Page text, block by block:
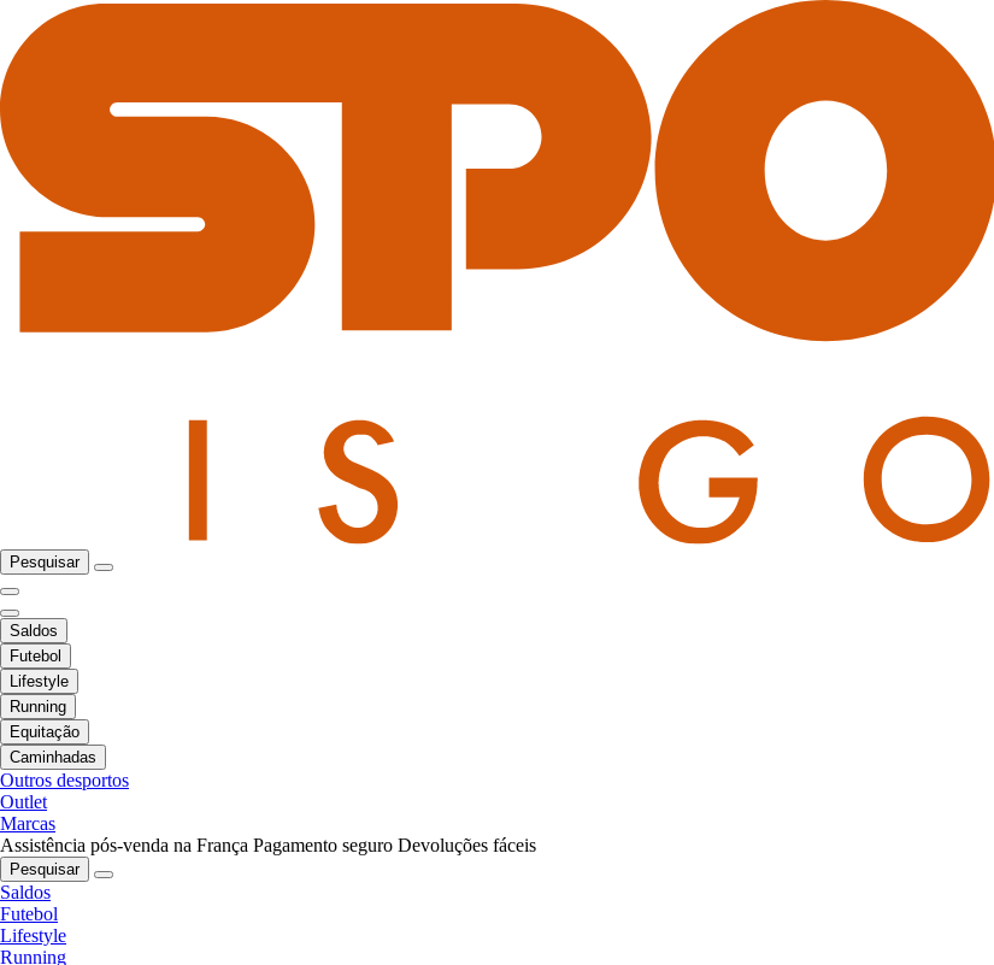
Pesquisar
Saldos
Futebol
Lifestyle
Running
Equitação
Caminhadas
Outros desportos
Outlet
Marcas
Assistência pós-venda na França Pagamento seguro Devoluções fáceis
Pesquisar
Saldos
Futebol
Lifestyle
Running